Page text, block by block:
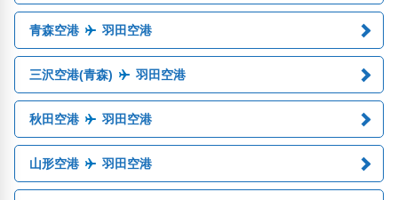
青森空港 羽田空港
三沢空港(青森) 羽田空港
秋田空港 羽田空港
山形空港 羽田空港